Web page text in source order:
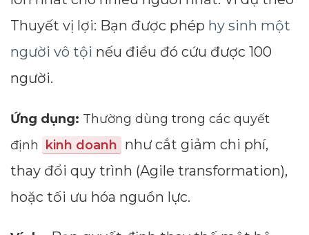
Thuyết vị lợi: Bạn được phép hy sinh một
người vô tội nếu điều đó cứu được 100
người.
Ứng dụng: Thường dùng trong các quyết
định
kinh doanh như cắt giảm chi phí,
thay đổi quy trình (Agile transformation),
hoặc tối ưu hóa nguồn lực.